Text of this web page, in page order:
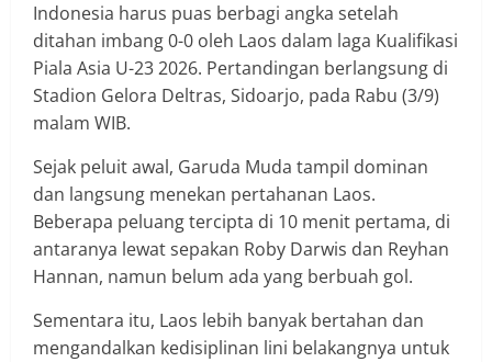
Indonesia harus puas berbagi angka setelah
ditahan imbang 0-0 oleh Laos dalam laga Kualifikasi
Piala Asia U-23 2026. Pertandingan berlangsung di
Stadion Gelora Deltras, Sidoarjo, pada Rabu (3/9)
malam WIB.
Sejak peluit awal, Garuda Muda tampil dominan
dan langsung menekan pertahanan Laos.
Beberapa peluang tercipta di 10 menit pertama, di
antaranya lewat sepakan Roby Darwis dan Reyhan
Hannan, namun belum ada yang berbuah gol.
Sementara itu, Laos lebih banyak bertahan dan
mengandalkan kedisiplinan lini belakangnya untuk